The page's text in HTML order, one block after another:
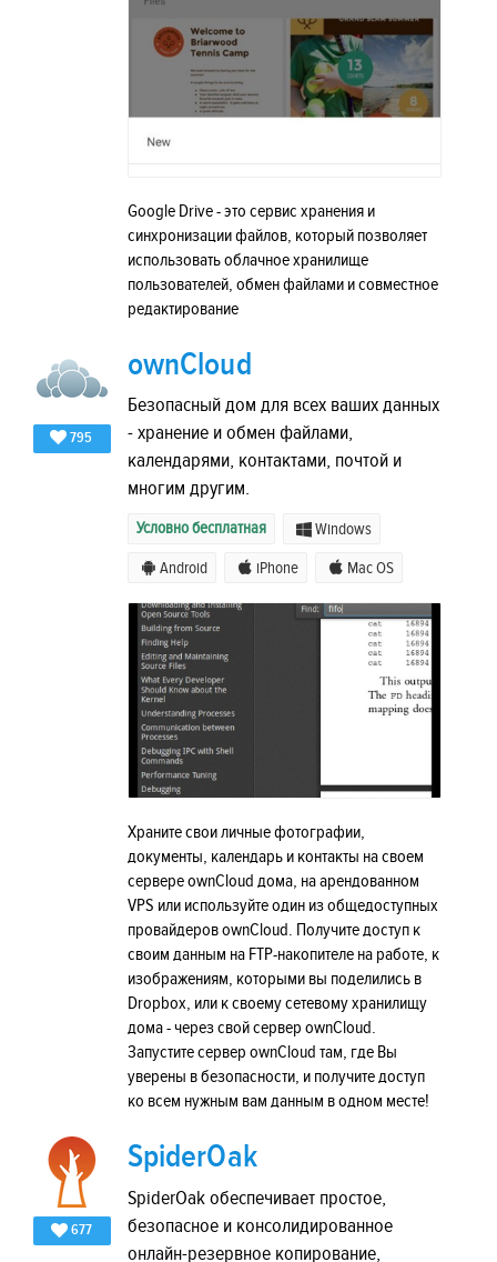
Google Drive - это сервис хранения и
синхронизации файлов, который позволяет
использовать облачное хранилище
пользователей, обмен файлами и совместное
редактирование
795
ownCloud
Безопасный дом для всех ваших данных
- хранение и обмен файлами,
календарями, контактами, почтой и
многим другим.
Условно бесплатная Windows
Android iPhone Mac OS
Храните свои личные фотографии,
документы, календарь и контакты на своем
сервере ownCloud дома, на арендованном
VPS или используйте один из общедоступных
провайдеров ownCloud. Получите доступ к
своим данным на FTP-накопителе на работе, к
изображениям, которыми вы поделились в
Dropbox, или к своему сетевому хранилищу
дома - через свой сервер ownCloud.
Запустите сервер ownCloud там, где Вы
уверены в безопасности, и получите доступ
ко всем нужным вам данным в одном месте!
677
SpiderOak
SpiderOak обеспечивает простое,
безопасное и консолидированное
онлайн-резервное копирование,